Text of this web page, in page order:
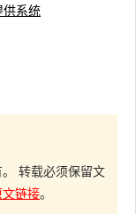
供系统
。 转载必须保留文
文链接。